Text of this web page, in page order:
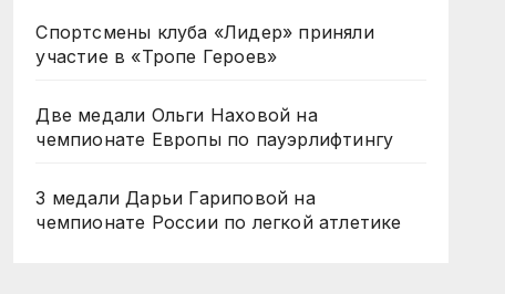
Спортсмены клуба «Лидер» приняли
участие в «Тропе Героев»
Две медали Ольги Наховой на
чемпионате Европы по пауэрлифтингу
3 медали Дарьи Гариповой на
чемпионате России по легкой атлетике